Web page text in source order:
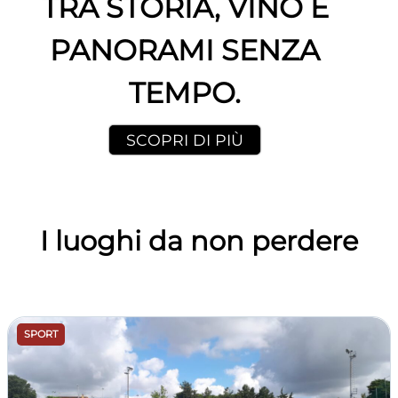
TRA STORIA, VINO E
PANORAMI SENZA
TEMPO.
SCOPRI DI PIÙ
I luoghi da non perdere
SPORT